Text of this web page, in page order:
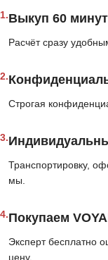
1.Выкуп 60 минут
Расчёт сразу
2.
Строгая
3.
Транспортировку,
мы.
4.Покупаем
Эксперт бесплатно
цену.